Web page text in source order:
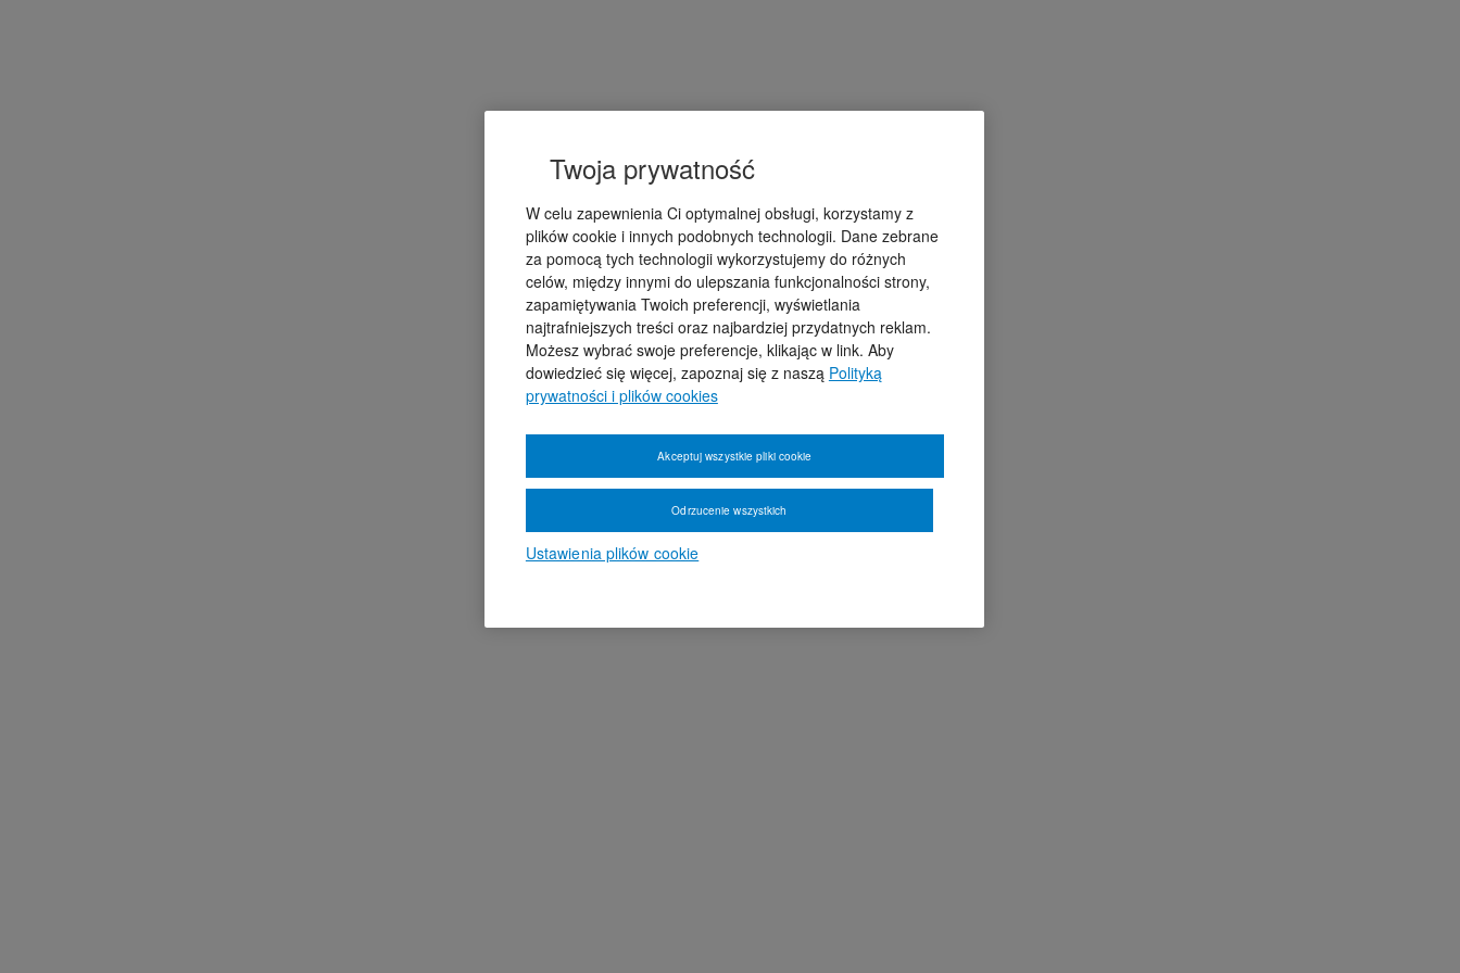
Twoja prywatność
W celu zapewnienia Ci optymalnej obsługi, korzystamy z
plików cookie i innych podobnych technologii. Dane zebrane
za pomocą tych technologii wykorzystujemy do różnych
celów, między innymi do ulepszania funkcjonalności strony,
zapamiętywania Twoich preferencji, wyświetlania
najtrafniejszych treści oraz najbardziej przydatnych reklam.
Możesz wybrać swoje preferencje, klikając w link. Aby
dowiedzieć się więcej, zapoznaj się z naszą Polityką
prywatności i plików cookies
Ustawienia plików cookie
Odrzucenie wszystkich
Akceptuj wszystkie pliki cookie